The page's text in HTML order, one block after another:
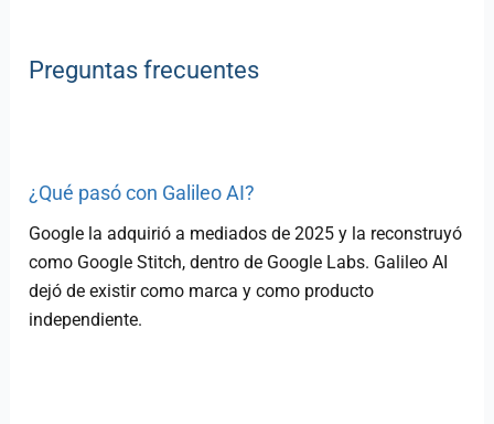
Preguntas frecuentes
¿Qué pasó con Galileo AI?
Google la adquirió a mediados de 2025 y la reconstruyó
como Google Stitch, dentro de Google Labs. Galileo AI
dejó de existir como marca y como producto
independiente.